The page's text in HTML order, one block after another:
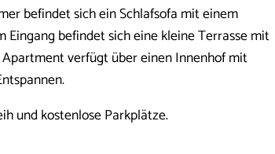
befindet sich ein Schlafsofa mit einem
Eingang befindet sich eine kleine Terrasse mit
verfügt über einen Innenhof mit
und kostenlose Parkplätze.